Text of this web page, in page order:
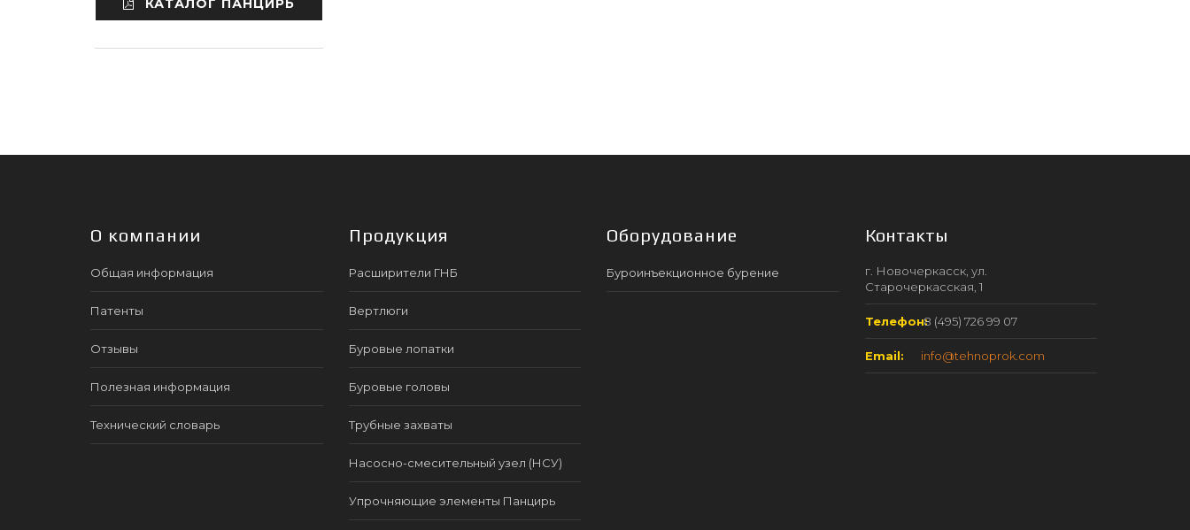
КАТАЛОГ ПАНЦИРЬ
О компании
Общая информация
Патенты
Отзывы
Полезная информация
Технический словарь
Продукция
Расширители ГНБ
Вертлюги
Буровые лопатки
Буровые головы
Трубные захваты
Насосно-смесительный узел (НСУ)
Упрочняющие элементы Панцирь
Оборудование
Буроинъекционное бурение
Контакты
г. Новочеркасск, ул.
Старочеркасская, 1
Телефон:8 (495) 726 99 07
Email: info@tehnoprok.com